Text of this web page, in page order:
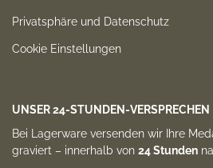
Privatsphäre und Datenschutz
Cookie Einstellungen
UNSER 24-STUNDEN-VERSPRECHEN
Bei Lagerware versenden wir Ihre
graviert – innerhalb von 24 Stunden